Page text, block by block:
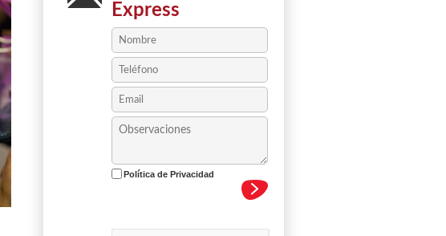
Express
Política de Privacidad